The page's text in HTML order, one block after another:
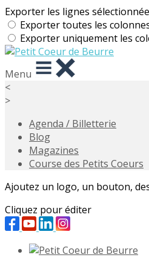
Exporter les lignes
Exporter toutes les
Exporter uniquement les
Menu
<
>
Agenda / Billetterie
Blog
Magazines
Course des Petits Coeurs
Ajoutez un logo, un bouton,
Cliquez pour éditer